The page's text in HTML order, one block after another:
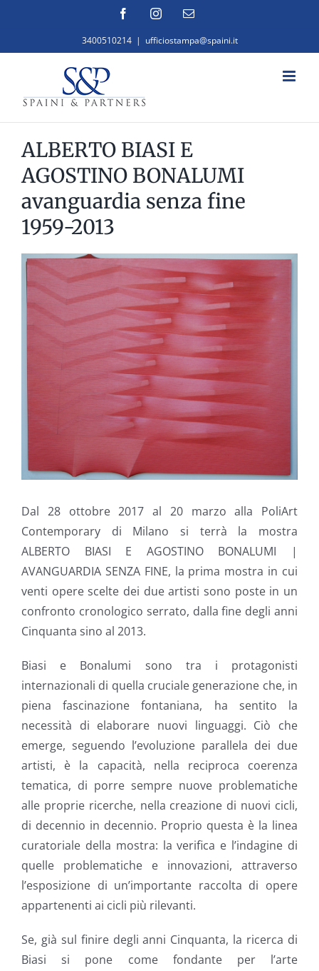
contenuto
FacebookInstagramEmail
3400510214 | ufficiostampa@spaini.it
ALBERTO BIASI E
AGOSTINO BONALUMI
avanguardia senza fine
1959-2013
Ingrandisci
immagine
Dal 28 ottobre 2017 al 20 marzo alla PoliArt
Contemporary di Milano si terrà la mostra
ALBERTO BIASI E AGOSTINO BONALUMI |
AVANGUARDIA SENZA FINE, la prima mostra in cui
venti opere scelte dei due artisti sono poste in un
confronto cronologico serrato, dalla fine degli anni
Cinquanta sino al 2013.
Biasi e Bonalumi sono tra i protagonisti
internazionali di quella cruciale generazione che, in
piena fascinazione fontaniana, ha sentito la
necessità di elaborare nuovi linguaggi. Ciò che
emerge, seguendo l’evoluzione parallela dei due
artisti, è la capacità, nella reciproca coerenza
tematica, di porre sempre nuove problematiche
alle proprie ricerche, nella creazione di nuovi cicli,
di decennio in decennio. Proprio questa è la linea
curatoriale della mostra: la verifica e l’indagine di
quelle problematiche e innovazioni, attraverso
l’esposizione di un’importante raccolta di opere
appartenenti ai cicli più rilevanti.
Se, già sul finire degli anni Cinquanta, la ricerca di
Biasi si pone come fondante per l’arte